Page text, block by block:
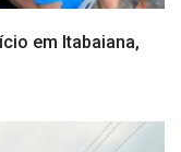
em Itabaiana,